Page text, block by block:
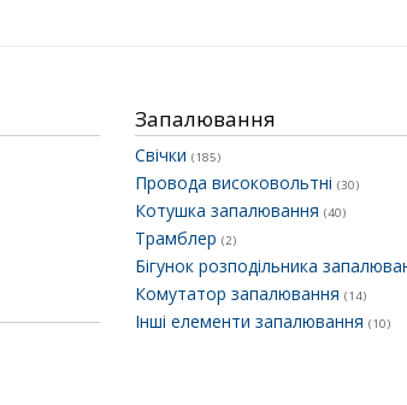
Запалювання
Свічки (185)
Провода високовольтні (30)
Котушка запалювання (40)
Трамблер (2)
Бігунок розподільника
Комутатор запалювання (14)
Інші елементи запалювання (10)